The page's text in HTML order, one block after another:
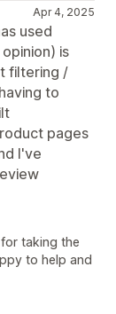
Apr 4, 2025
used
is
filtering /
to
pages
I've
taking the
to help and